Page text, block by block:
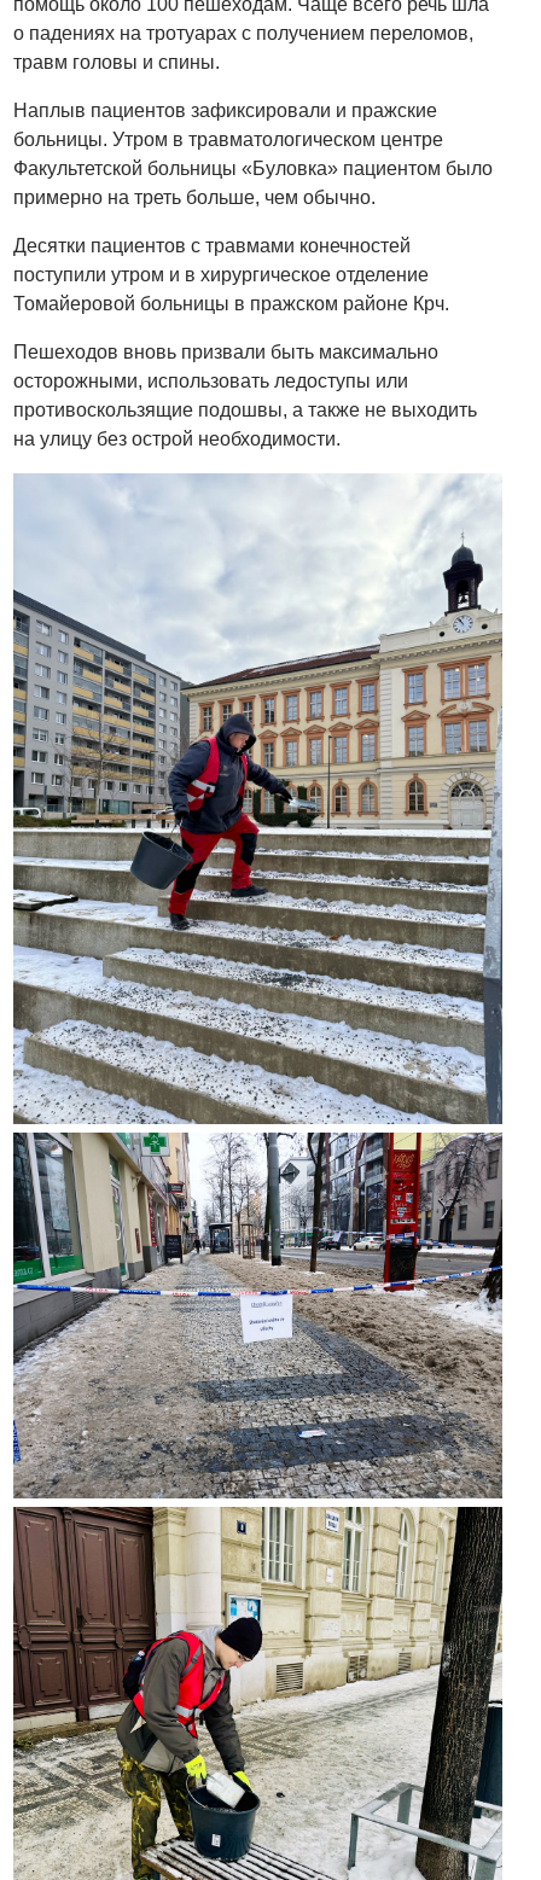
о падениях на тротуарах с получением переломов,
травм головы и спины.
Наплыв пациентов зафиксировали и пражские
больницы. Утром в травматологическом центре
Факультетской больницы «Буловка» пациентом было
примерно на треть больше, чем обычно.
Десятки пациентов с травмами конечностей
поступили утром и в хирургическое отделение
Томайеровой больницы в пражском районе Крч.
Пешеходов вновь призвали быть максимально
осторожными, использовать ледоступы или
противоскользящие подошвы, а также не выходить
на улицу без острой необходимости.